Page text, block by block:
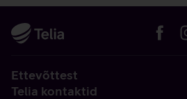
Ettevõttest
Telia kontaktid